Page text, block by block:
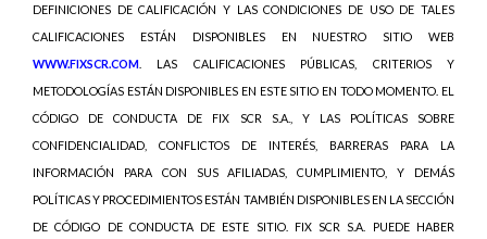
DEFINICIONES DE CALIFICACIÓN Y LAS CONDICIONES DE USO DE TALES
CALIFICACIONES ESTÁN DISPONIBLES EN NUESTRO SITIO WEB
WWW.FIXSCR.COM . LAS CALIFICACIONES PÚBLICAS, CRITERIOS Y
METODOLOGÍAS ESTÁN DISPONIBLES EN ESTE SITIO EN TODO MOMENTO. EL
CÓDIGO DE CONDUCTA DE FIX SCR S.A., Y LAS POLÍTICAS SOBRE
CONFIDENCIALIDAD, CONFLICTOS DE INTERÉS, BARRERAS PARA LA
INFORMACIÓN PARA CON SUS AFILIADAS, CUMPLIMIENTO, Y DEMÁS
POLÍTICAS Y PROCEDIMIENTOS ESTÁN TAMBIÉN DISPONIBLES EN LA SECCIÓN
DE CÓDIGO DE CONDUCTA DE ESTE SITIO. FIX SCR S.A. PUEDE HABER